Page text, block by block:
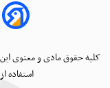
کلیه حقوق مادی و معنوی
استفاده